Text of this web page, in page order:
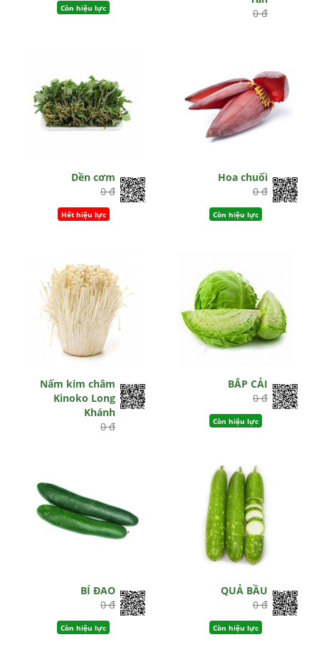
Còn hiệu lực
0 đ
Dền cơm
0 đ
Hết hiệu lực
Hoa chuối
0 đ
Còn hiệu lực
Nấm kim châm
Kinoko Long
Khánh
0 đ
BẮP CẢI
0 đ
Còn hiệu lực
BÍ ĐAO
0 đ
Còn hiệu lực
QUẢ BẦU
0 đ
Còn hiệu lực